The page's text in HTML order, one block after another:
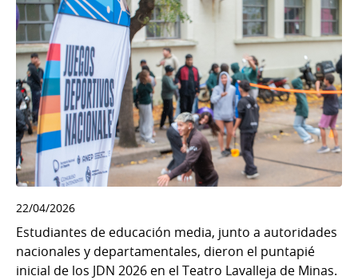
22/04/2026
Estudiantes de educación media, junto a autoridades
nacionales y departamentales, dieron el puntapié
inicial de los JDN 2026 en el Teatro Lavalleja de Minas.